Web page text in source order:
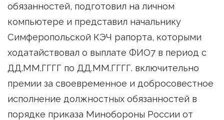
обязанностей, подготовил на личном
компьютере и представил начальнику
Симферопольской КЭЧ рапорта, которыми
ходатайствовал о выплате ФИО7 в период с
ДД.ММ.ГГГГ по ДД.ММ.ГГГГ. включительно
премии за своевременное и добросовестное
исполнение должностных обязанностей в
порядке приказа Минобороны России от